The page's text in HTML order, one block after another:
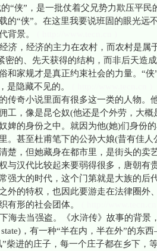
“侠”，是一批仗着父兄势力欺压平民
的“侠”。在这里我要说班固的眼光远
背景。
济，经济的主力在农村，而农村是属
密的、先天获得的结构，而非后天造
和家规才是真正约束社会的力量。“
是隐藏不见的。
传奇小说里面有很多这一类的人物。
工，像是昆仑奴(他还是个外劳，大
婢的身份之中。就因为他(她)们身份
。甚至杜甫笔下的公孙大娘(昔有佳人
楚，但她藏身在都市里，是街头的卖
与汉代比较起来要弱得很多，唐朝有
强大的时代，这个门第就是大族的后
外的特权，也因此要游走在法律圈外
有形的社会团体。
海去当强盗。《水浒传》故事的背景
，有一种“半在内，半在外”的东
柴进的庄子，每一个庄子都在乡下，